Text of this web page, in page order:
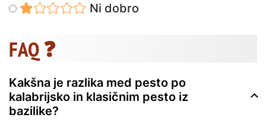
Ni dobro
FAQ ❓
Kakšna je razlika med pesto po
kalabrijsko in klasičnim pesto iz
bazilike?